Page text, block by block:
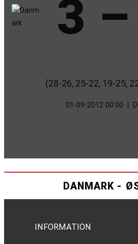
3
(28-26, 25-22, 19-25,
01-09-2012 00:00
DANMARK -
INFORMATION